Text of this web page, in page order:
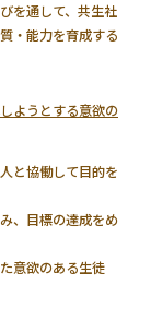
を通して、共生社
・能力を育成する
ようとする意欲の
と協働して目的を
、目標の達成をめ
意欲のある生徒